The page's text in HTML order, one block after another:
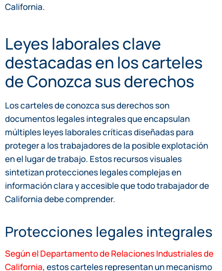
California.
Leyes laborales clave
destacadas en los carteles
de Conozca sus derechos
Los carteles de conozca sus derechos son
documentos legales integrales que encapsulan
múltiples leyes laborales críticas diseñadas para
proteger a los trabajadores de la posible explotación
en el lugar de trabajo. Estos recursos visuales
sintetizan protecciones legales complejas en
información clara y accesible que todo trabajador de
California debe comprender.
Protecciones legales integrales
Según el Departamento de Relaciones Industriales de
California, estos carteles representan un mecanismo